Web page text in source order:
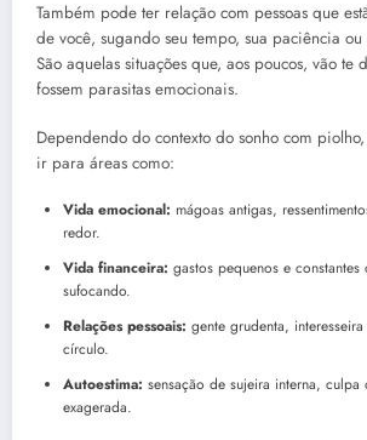
Também pode ter relação com pessoas que
de você, sugando seu tempo, sua paciência
São aquelas situações que, aos poucos, vão te
fossem parasitas emocionais.
Dependendo do contexto do sonho com
ir para áreas como:
Vida emocional: mágoas antigas,
redor.
Vida financeira: gastos pequenos e constantes
sufocando.
Relações pessoais: gente grudenta,
círculo.
Autoestima: sensação de sujeira interna, culpa
exagerada.